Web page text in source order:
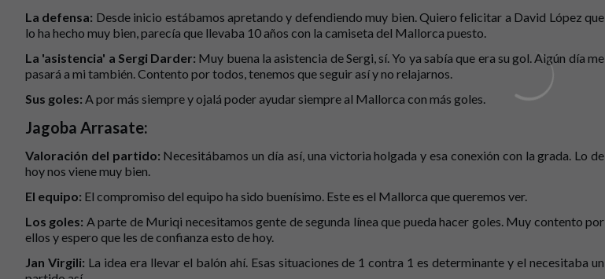
La defensa: Desde inicio estábamos apretando y defendiendo muy bien. Quiero felicitar a David López que
lo ha hecho muy bien, parecía que llevaba 10 años con la camiseta del Mallorca puesto.
La 'asistencia' a Sergi Darder: Muy buena la asistencia de Sergi, sí. Yo ya sabía que era su gol. Algún día me
pasará a mi también. Contento por todos, tenemos que seguir así y no relajarnos.
Sus goles: A por más siempre y ojalá poder ayudar siempre al Mallorca con más goles.
Jagoba Arrasate:
Valoración del partido: Necesitábamos un día así, una victoria holgada y esa conexión con la grada. Lo de
hoy nos viene muy bien.
El equipo: El compromiso del equipo ha sido buenísimo. Este es el Mallorca que queremos ver.
Los goles: A parte de Muriqi necesitamos gente de segunda línea que pueda hacer goles. Muy contento por
ellos y espero que les de confianza esto de hoy.
Jan Virgili: La idea era llevar el balón ahí. Esas situaciones de 1 contra 1 es determinante y el necesitaba un